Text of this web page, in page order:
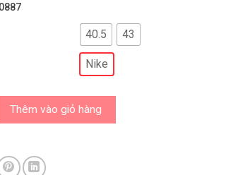
40.5 43
Nike
- Nike Revolution 8 Nam/HJ9198-003 số lượng
Thêm vào giỏ hàng